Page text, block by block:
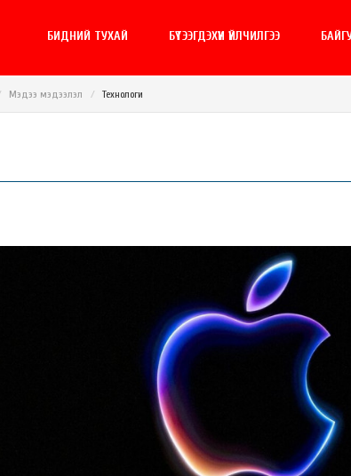
БИДНИЙ ТУХАЙ БҮТЭЭГДЭХҮҮН ҮЙЛЧИЛГЭЭ
Мэдээ мэдээлэл Технологи